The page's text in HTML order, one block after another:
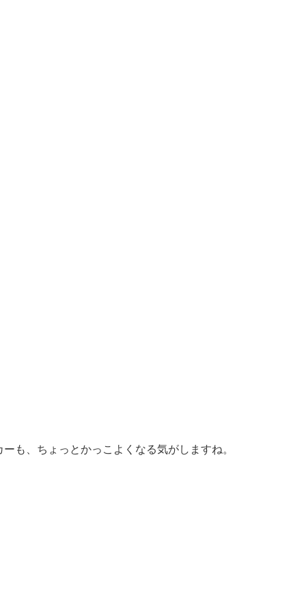
も、ちょっとかっこよくなる気がしますね。